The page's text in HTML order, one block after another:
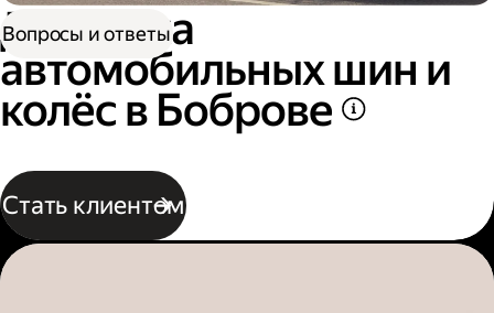
Доставка
автомобильных шин и
колёс в Боброве
Стать клиентом
Вопросы и ответы